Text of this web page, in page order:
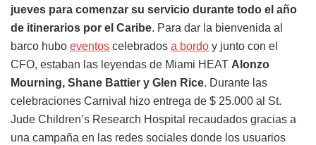
jueves para comenzar su servicio durante todo el año
de itinerarios por el Caribe. Para dar la bienvenida al
barco hubo eventos celebrados a bordo y junto con el
CFO, estaban las leyendas de Miami HEAT Alonzo
Mourning, Shane Battier y Glen Rice. Durante las
celebraciones Carnival hizo entrega de $ 25.000 al St.
Jude Children’s Research Hospital recaudados gracias a
una campaña en las redes sociales donde los usuarios